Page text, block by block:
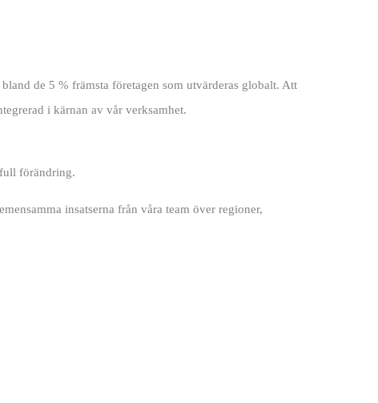
de 5 % främsta företagen som utvärderas globalt. Att
i kärnan av vår verksamhet.
förändring.
insatserna från våra team över regioner,